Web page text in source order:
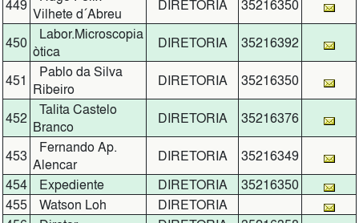
449 Vilhete d´Abreu
DIRETORIA 35216350
450
Labor.Microscopia
òtica
DIRETORIA 35216392
451
Pablo da Silva
Ribeiro
DIRETORIA 35216350
452
Talita Castelo
Branco
DIRETORIA 35216376
453
Fernando Ap.
Alencar
DIRETORIA
35216349
454
Expediente DIRETORIA
35216350
455
Watson Loh
DIRETORIA